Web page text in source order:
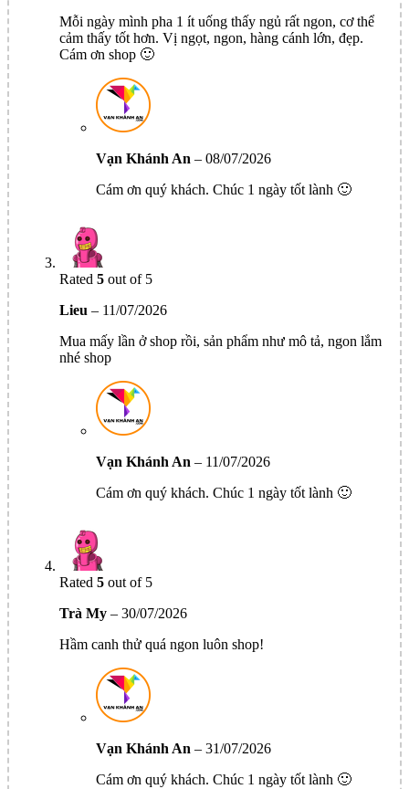
Mỗi ngày mình pha 1 ít uống thấy ngủ rất ngon, cơ thể
cảm thấy tốt hơn. Vị ngọt, ngon, hàng cánh lớn, đẹp.
Cám ơn shop 🙂
Vạn Khánh An – 08/07/2026
Cám ơn quý khách. Chúc 1 ngày tốt lành 🙂
Rated 5 out of 5
Lieu – 11/07/2026
Mua mấy lần ở shop rồi, sản phẩm như mô tả, ngon lắm
nhé shop
Vạn Khánh An – 11/07/2026
Cám ơn quý khách. Chúc 1 ngày tốt lành 🙂
Rated 5 out of 5
Trà My – 30/07/2026
Hầm canh thử quá ngon luôn shop!
Vạn Khánh An – 31/07/2026
Cám ơn quý khách. Chúc 1 ngày tốt lành 🙂